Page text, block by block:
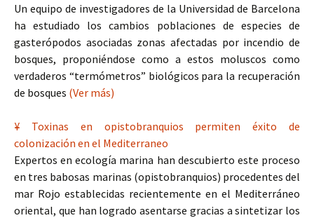
Un equipo de investigadores de la Universidad de Barcelona
ha estudiado los cambios poblaciones de especies de
gasterópodos asociadas zonas afectadas por incendio de
bosques, proponiéndose como a estos moluscos como
verdaderos “termómetros” biológicos para la recuperación
de bosques (Ver más)
¥ Toxinas en opistobranquios permiten éxito de
colonización en el Mediterraneo
Expertos en ecología marina han descubierto este proceso
en tres babosas marinas (opistobranquios) procedentes del
mar Rojo establecidas recientemente en el Mediterráneo
oriental, que han logrado asentarse gracias a sintetizar los